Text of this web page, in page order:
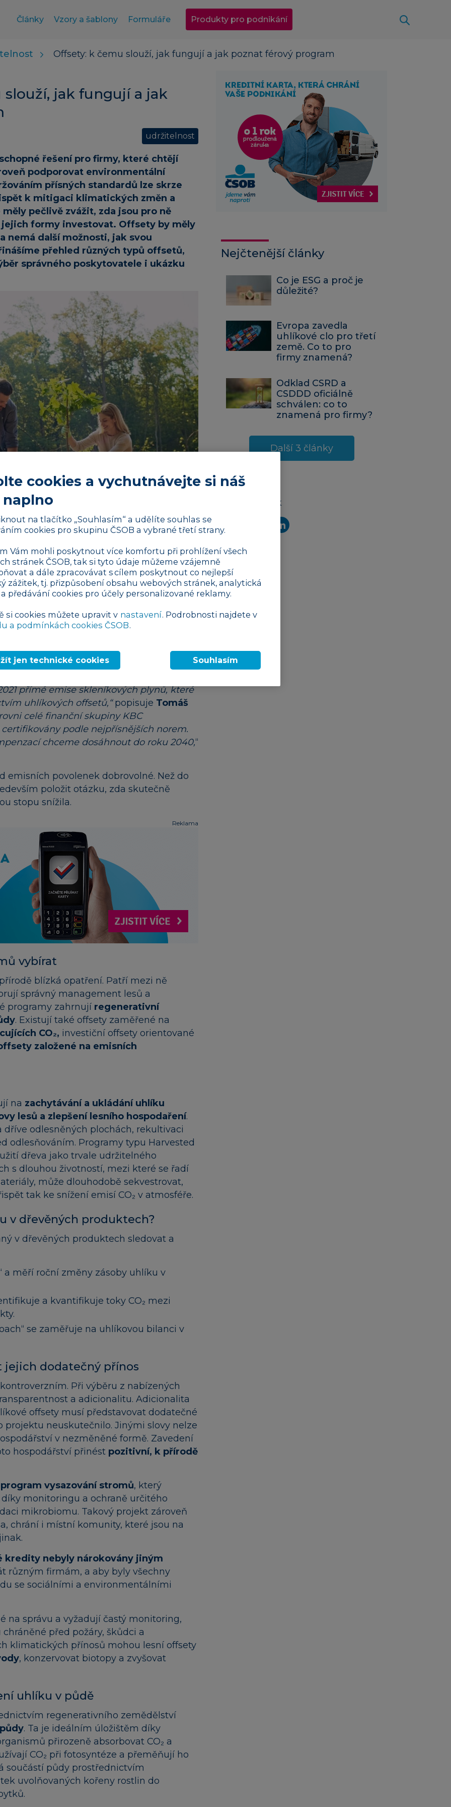
Články Vzory a šablony Formuláře Produkty pro podnikání
Offsety: k čemu slouží, jak fungují a jak poznat férový program
jak fungují a jak
udržitelnost
řešení pro firmy, které chtějí
podporovat environmentální
přísných standardů lze skrze
k mitigaci klimatických změn a
pečlivě zvážit, zda jsou pro ně
formy investovat. Offsety by měly
nemá další možnosti, jak svou
přehled různých typů offsetů,
správného poskytovatele i ukázku
kompenzace emisí skleníkových
opatření. To je relevantní v případě, že
snížení svých emisí skleníkových plynů,
energií či paliv, a není již schopný
může firma zakoupit offsetové
z offsetových programů.
ruku úsilí o snížení firemní
„
MWh, ušetřili 12 317 MWh tepla a snížili
provozní stopu skupiny ČSOB jsme
ale dosáhli čisté uhlíkové
přímé emise skleníkových plynů, které
uhlíkových offsetů,“popisuje Tomáš
celé finanční skupiny KBC
podle nejpřísnějších norem.
chceme dosáhnout do roku 2040,“
emisních povolenek dobrovolné. Než do
položit otázku, zda skutečně
stopu snížila.
Reklama
vybírat
blízká opatření. Patří mezi ně
správný management lesů a
programy zahrnují regenerativní
. Existují také offsety zaměřené na
CO₂, investiční offsety orientované
založené na emisních
na zachytávání a ukládání uhlíku
lesů a zlepšení lesního hospodaření.
odlesněných plochách, rekultivaci
odlesňováním. Programy typu Harvested
dřeva jako trvale udržitelného
s dlouhou životností, mezi které se řadí
může dlouhodobě sekvestrovat,
tak ke snížení emisí CO₂ v atmosféře.
v dřevěných produktech?
v dřevěných produktech sledovat a
a měří roční změny zásoby uhlíku v
a kvantifikuje toky CO₂ mezi
se zaměřuje na uhlíkovou bilanci v
dodatečný přínos
Při výběru z nabízených
a adicionalitu. Adicionalita
offsety musí představovat dodatečné
projektu neuskutečnilo. Jinými slovy nelze
v nezměněné formě. Zavedení
hospodářství přinést pozitivní, k přírodě
program vysazování stromů, který
monitoringu a ochraně určitého
mikrobiomu. Takový projekt zároveň
chrání i místní komunity, které jsou na
kredity nebyly nárokovány jiným
různým firmám, a aby byly všechny
se sociálními a environmentálními
na správu a vyžadují častý monitoring,
před požáry, škůdci a
klimatických přínosů mohou lesní offsety
, konzervovat biotopy a zvyšovat
uhlíku v půdě
regenerativního zemědělství
. Ta je ideálním úložištěm díky
přirozeně absorbovat CO₂ a
CO₂ při fotosyntéze a přeměňují ho
součástí půdy prostřednictvím
uvolňovaných kořeny rostlin do
Nejčtenější články
Co je ESG a proč je
důležité?
Evropa zavedla
uhlíkové clo pro třetí
země. Co to pro
firmy znamená?
Odklad CSRD a
CSDDD oficiálně
schválen: co to
znamená pro firmy?
Další 3 články
Sdílet článek
cookies a vychutnávejte si náš
na tlačítko „Souhlasím“ a udělíte souhlas se
cookies pro skupinu ČSOB a vybrané třetí strany.
Vám mohli poskytnout více komfortu při prohlížení všech
stránek ČSOB, tak si tyto údaje můžeme vzájemně
a dále zpracovávat s cílem poskytnout co nejlepší
zážitek, tj. přizpůsobení obsahu webových stránek, analytická
předávání cookies pro účely personalizované reklamy.
si cookies můžete upravit v nastavení. Podrobnosti najdete v
a podmínkách cookies ČSOB.
jen technické cookies Souhlasím